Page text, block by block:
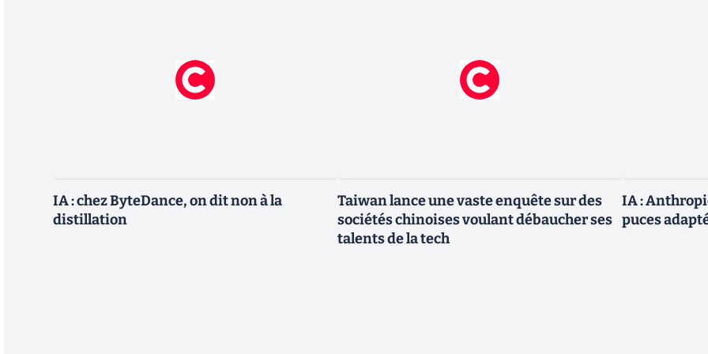
IA : chez ByteDance, on dit non à la
distillation
Taiwan lance une vaste enquête sur des
sociétés chinoises voulant débaucher ses
talents de la tech
IA :
puces